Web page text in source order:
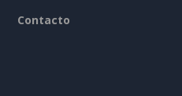
Contacto